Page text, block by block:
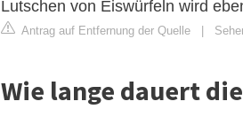
Lutschen von Eiswürfeln wird
Antrag auf Entfernung der Quelle
Wie lange dauert